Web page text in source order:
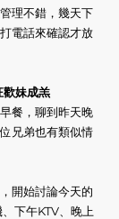
理不錯，幾天下
電話來確認才放
歡妹成羔
餐，聊到昨天晚
兄弟也有類似情
開始討論今天的
下午KTV、晚上